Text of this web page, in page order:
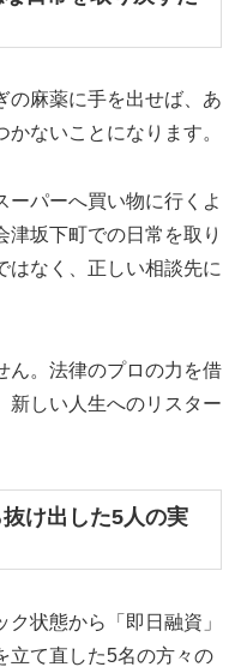
の麻薬に手を出せば、あ
ないことになります。
ーパーへ買い物に行くよ
津坂下町での日常を取り
はなく、正しい相談先に
ん。法律のプロの力を借
新しい人生へのリスター
け出した5人の実
状態から「即日融資」
立て直した5名の方々の